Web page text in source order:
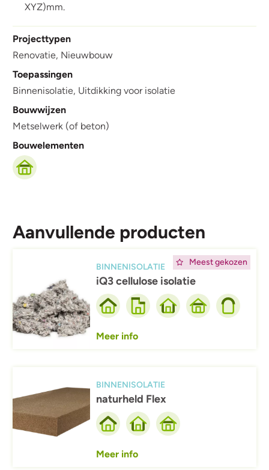
XYZ)mm.
Projecttypen
Renovatie, Nieuwbouw
Toepassingen
Binnenisolatie, Uitdikking voor isolatie
Bouwwijzen
Metselwerk (of beton)
Bouwelementen
Aanvullende producten
Meest gekozen
BINNENISOLATIE
iQ3 cellulose isolatie
Meer info
BINNENISOLATIE
naturheld Flex
Meer info